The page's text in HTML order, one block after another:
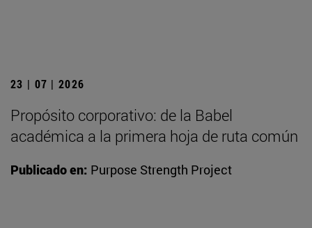
23 | 07 | 2026
Propósito corporativo: de la Babel
académica a la primera hoja de ruta común
Publicado en: Purpose Strength Project